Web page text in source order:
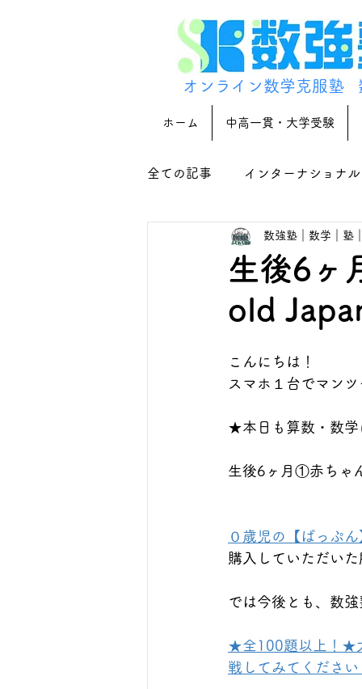
オンライン数学克服塾
ホーム 中高一貫・大学受験
全ての記事 インターナショナ
生後6ヶ
old
数強塾｜数学｜塾
こんにちは！
スマホ１台でマン
★本日も算数・数学
生後6ヶ月①赤ちゃ
０歳児の【ぱっぷ
購入していただい
では今後とも、数
★全100題以上！★
戦してみてくださ